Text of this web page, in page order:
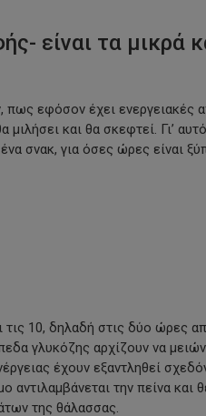
είναι τα μικρά
εφόσον έχει ενεργειακές
και θα σκεφτεί. Γι’
σνακ, για όσες ώρες είναι
10, δηλαδή στις δύο ώρες
γλυκόζης αρχίζουν να
έχουν εξαντληθεί
την πείνα και
της θάλασσας.